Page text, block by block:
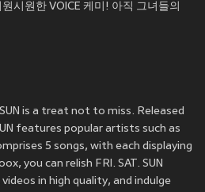
시원한 VOICE 케미! 아직 그녀들의
is a treat not to miss. Released
features popular artists such as
5 songs, with each displaying
you can relish FRI. SAT. SUN
in high quality, and indulge